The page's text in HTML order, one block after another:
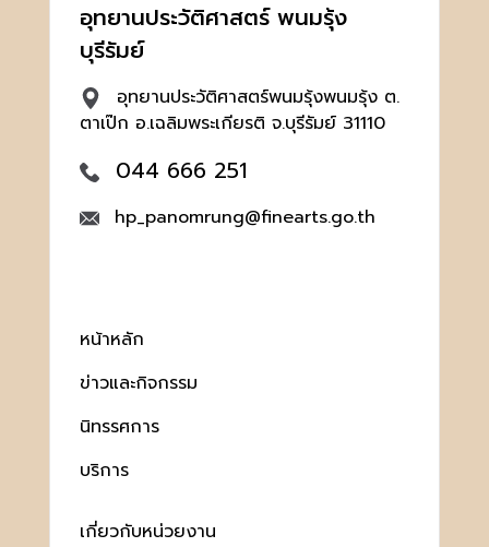
อุทยานประวัติศาสตร์ พนมรุ้ง
บุรีรัมย์
อุทยานประวัติศาสตร์พนมรุ้งพนมรุ้ง ต.
ตาเป๊ก อ.เฉลิมพระเกียรติ จ.บุรีรัมย์ 31110
044 666 251
hp_panomrung@finearts.go.th
หน้าหลัก
ข่าวและกิจกรรม
นิทรรศการ
บริการ
เกี่ยวกับหน่วยงาน